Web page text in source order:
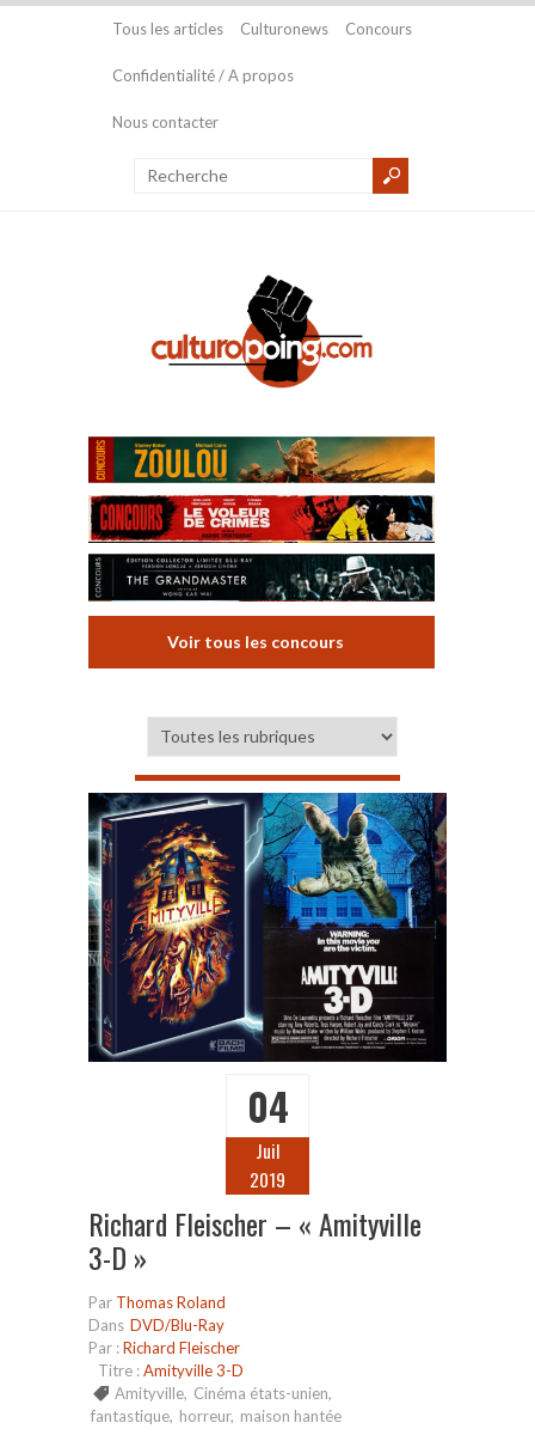
Tous les articles Culturonews Concours
Confidentialité / A propos
Nous contacter
Voir tous les concours
04
Juil
2019
Richard Fleischer – « Amityville
3-D »
Par Thomas Roland
Dans DVD/Blu-Ray
Par :Richard Fleischer
Titre :Amityville 3-D
Amityville, Cinéma états-unien,
fantastique, horreur, maison hantée